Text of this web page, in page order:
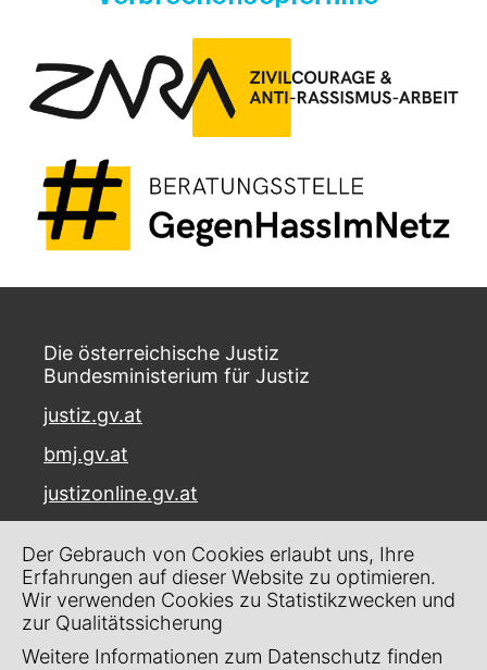
Die österreichische Justiz
Bundesministerium für Justiz
justiz.gv.at
bmj.gv.at
justizonline.gv.at
Museumstraße 7
1070 Wien
Kontakt
Impressum
Der Gebrauch von Cookies erlaubt uns, Ihre
Erfahrungen auf dieser Website zu optimieren.
Wir verwenden Cookies zu Statistikzwecken und
zur Qualitätssicherung
Weitere Informationen zum Datenschutz finden